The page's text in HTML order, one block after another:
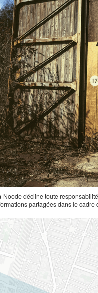
Noode décline toute
partagées dans le cadre